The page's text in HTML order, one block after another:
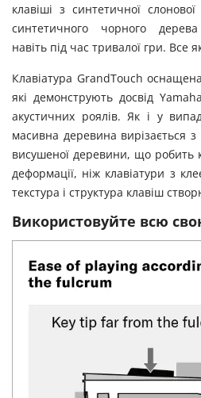
клавіші з синтетичної
синтетичного чорного
навіть під час тривалої гри. Все
Клавіатура GrandTouch
які демонструють досвід
акустичних роялів. Як і у
масивна деревина вирізається
висушеної деревини, що робить
деформації, ніж клавіатури з
текстура і структура клавіш
Використовуйте всю